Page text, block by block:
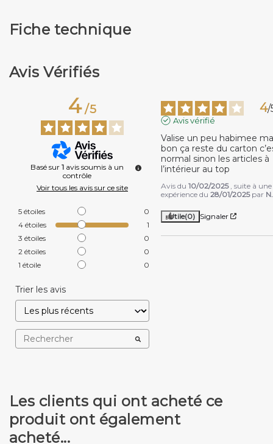
Fiche technique
Avis Vérifiés
4/5
Basé sur 1 avis soumis à un
contrôle
Voir tous les avis sur ce site
5 étoiles
0
4 étoiles
1
3 étoiles
0
2 étoiles
0
1 étoile 0
Trier les avis
4/
Avis vérifié
Valise un peu habimee
bon ça reste du carton
normal sinon les articles à
l’intérieur au top
Avis du10/02/2025 , suite à une
expérience du28/01/2025 par
Utile(0) Signaler
Les clients qui ont acheté ce
produit ont également
acheté...